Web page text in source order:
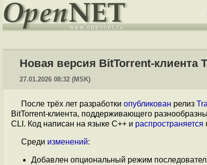
Новая версия BitTorrent-клиента
27.01.2026 08:32 (MSK)
После трёх лет разработки опубликован релиз
BitTorrent-клиента, поддерживающего
CLI. Код написан на языке С++ и распространяется
Среди изменений:
Добавлен опциональный режим